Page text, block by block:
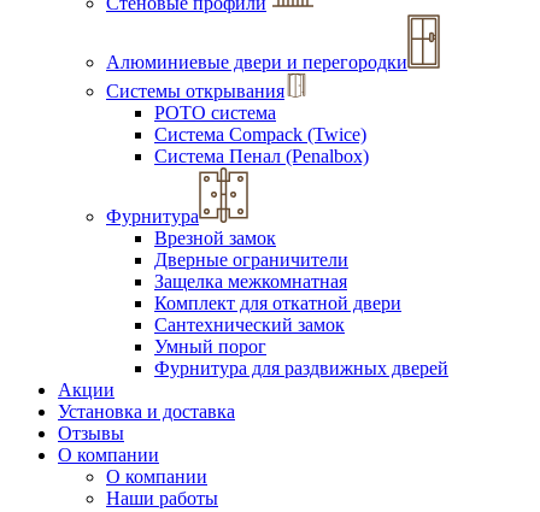
Алюминиевые двери и перегородки
Системы открывания
РОТО система
Система Compack (Twice)
Система Пенал (Penalbox)
Фурнитура
Врезной замок
Дверные ограничители
Защелка межкомнатная
Комплект для откатной двери
Сантехнический замок
Умный порог
Фурнитура для раздвижных дверей
Акции
Установка и доставка
Отзывы
О компании
О компании
Наши работы